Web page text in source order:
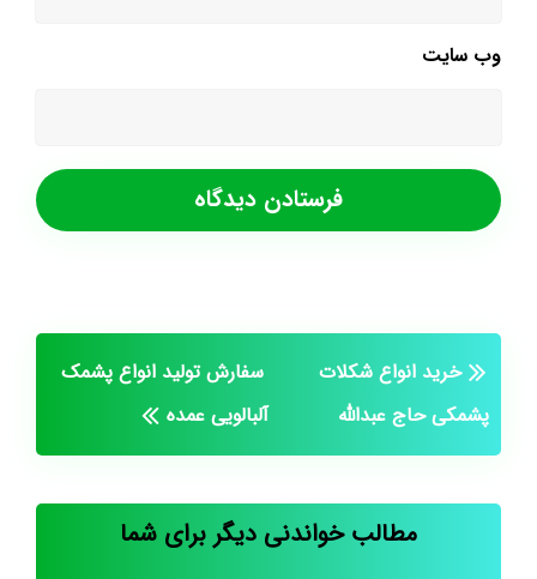
وب‌ سایت
خرید انواع شکلات
پشمکی حاج عبدالله
سفارش تولید انواع پشمک
آلبالویی عمده
مطالب خواندنی دیگر برای شما